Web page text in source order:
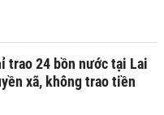
trao 24 bồn nước tại Lai
xã, không trao tiền